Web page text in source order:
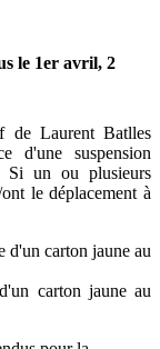
le 1er avril, 2
de Laurent Batlles
d'une suspension
Si un ou plusieurs
le déplacement à
d'un carton jaune au
carton jaune au